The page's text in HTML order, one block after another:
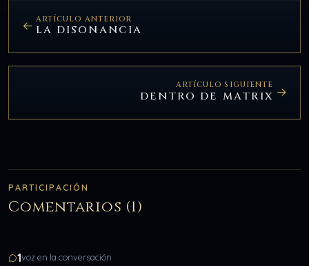
ARTÍCULO ANTERIOR
LA DISONANCIA
ARTÍCULO SIGUIENTE
DENTRO DE MATRIX
PARTICIPACIÓN
Comentarios (1)
1voz en la conversación